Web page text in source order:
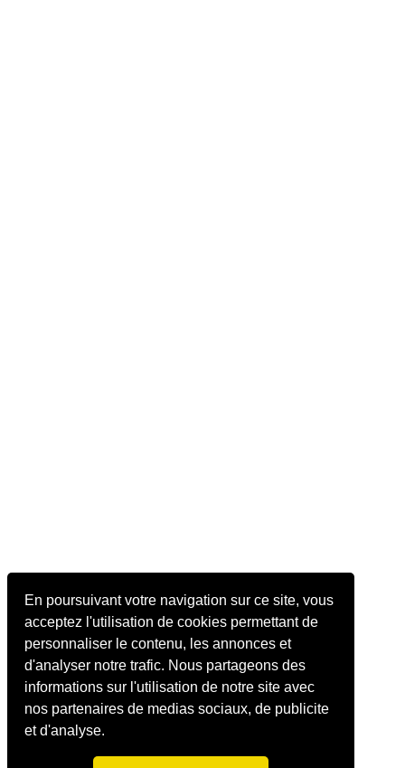
En poursuivant votre navigation sur ce site, vous
acceptez l'utilisation de cookies permettant de
personnaliser le contenu, les annonces et
d'analyser notre trafic. Nous partageons des
informations sur l'utilisation de notre site avec
nos partenaires de medias sociaux, de publicite
et d'analyse.